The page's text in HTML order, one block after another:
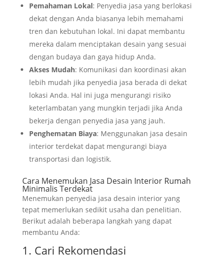
Pemahaman Lokal: Penyedia jasa yang berlokasi
dekat dengan Anda biasanya lebih memahami
tren dan kebutuhan lokal. Ini dapat membantu
mereka dalam menciptakan desain yang sesuai
dengan budaya dan gaya hidup Anda.
Akses Mudah: Komunikasi dan koordinasi akan
lebih mudah jika penyedia jasa berada di dekat
lokasi Anda. Hal ini juga mengurangi risiko
keterlambatan yang mungkin terjadi jika Anda
bekerja dengan penyedia jasa yang jauh.
Penghematan Biaya: Menggunakan jasa desain
interior terdekat dapat mengurangi biaya
transportasi dan logistik.
Cara Menemukan Jasa Desain Interior Rumah
Minimalis Terdekat
Menemukan penyedia jasa desain interior yang
tepat memerlukan sedikit usaha dan penelitian.
Berikut adalah beberapa langkah yang dapat
membantu Anda:
1. Cari Rekomendasi